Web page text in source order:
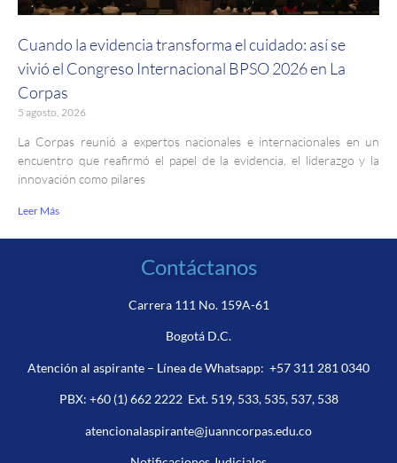
Cuando la evidencia transforma el cuidado: así se
vivió el Congreso Internacional BPSO 2026 en La
Corpas
5 agosto, 2026
La Corpas reunió a expertos nacionales e internacionales en un
encuentro que reafirmó el papel de la evidencia, el liderazgo y la
innovación como pilares
Leer Más
Contáctanos
Carrera 111 No. 159A-61
Bogotá D.C.
Atención al aspirante – Línea de Whatsapp: +57 311 281 0340
PBX: +60 (1) 662 2222Ext. 519, 533, 535, 537, 538
atencionalaspirante@juanncorpas.edu.co